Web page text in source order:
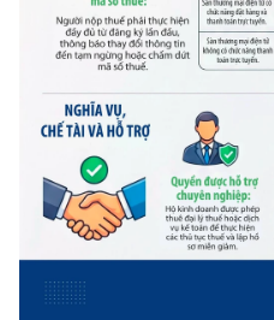
RADIO
MEDIA CENTER
E-Magazine
Video
Media Chính trị